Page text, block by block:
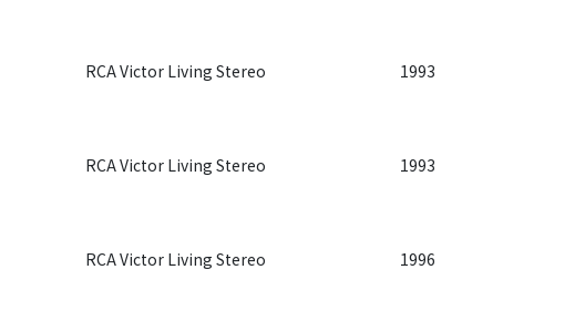
RCA Victor Living Stereo 1993
RCA Victor Living Stereo 1993
RCA Victor Living Stereo 1996